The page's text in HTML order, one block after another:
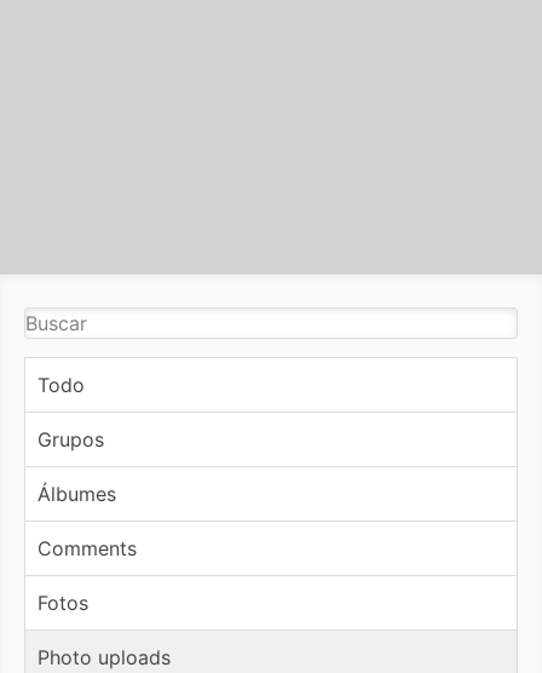
Todo
Grupos
Álbumes
Comments
Fotos
Photo uploads